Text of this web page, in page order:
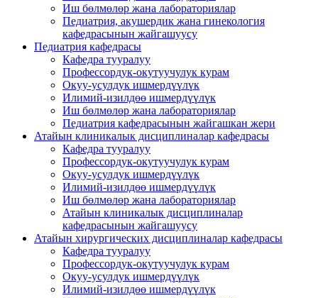
Иш бөлмөлөр жана лабораториялар
Педиатрия, акушердик жана гинекология
кафедрасынын жайгашуусу
Педиатрия кафедрасы
Кафедра тууралуу
Профессордук-окутуучулук курам
Окуу-усулдук ишмердүүлүк
Илимий-изилдөө ишмердүүлүк
Иш бөлмөлөр жана лабораториялар
Педиатрия кафедрасынын жайгашкан жери
Атайын клиникалык дисциплиналар кафедрасы
Кафедра тууралуу
Профессордук-окутуучулук курам
Окуу-усулдук ишмердүүлүк
Илимий-изилдөө ишмердүүлүк
Иш бөлмөлөр жана лабораториялар
Атайын клиникалык дисциплиналар
кафедрасынын жайгашуусу
Атайын хирургических дисциплиналар кафедрасы
Кафедра тууралуу
Профессордук-окутуучулук курам
Окуу-усулдук ишмердүүлүк
Илимий-изилдөө ишмердүүлүк